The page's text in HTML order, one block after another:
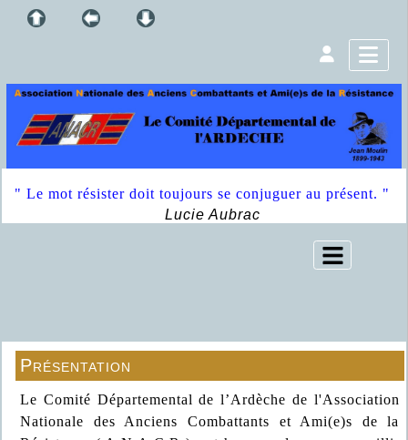
" Le mot résister doit toujours se conjuguer au présent. "
Lucie Aubrac
Présentation
Le Comité Départemental de l’Ardèche de l'Association
Nationale des Anciens Combattants et Ami(e)s de la